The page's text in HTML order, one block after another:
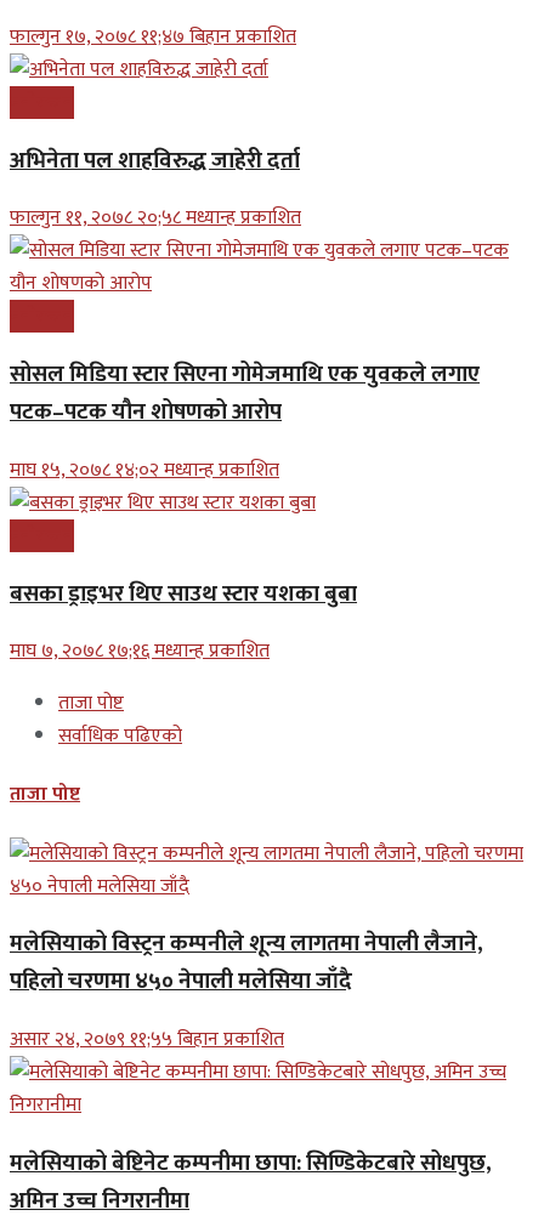
फाल्गुन १७, २०७८ ११;४७ बिहान प्रकाशित
अभिनेता पल शाहविरुद्ध जाहेरी दर्ता
फाल्गुन ११, २०७८ २०;५८ मध्यान्ह प्रकाशित
सोसल मिडिया स्टार सिएना गोमेजमाथि एक युवकले लगाए
पटक–पटक यौन शोषणको आरोप
माघ १५, २०७८ १४;०२ मध्यान्ह प्रकाशित
बसका ड्राइभर थिए साउथ स्टार यशका बुबा
माघ ७, २०७८ १७;१६ मध्यान्ह प्रकाशित
ताजा पोष्ट
सर्वाधिक पढिएको
ताजा पोष्ट
मलेसियाको विस्ट्रन कम्पनीले शून्य लागतमा नेपाली लैजाने,
पहिलो चरणमा ४५० नेपाली मलेसिया जाँदै
असार २४, २०७९ ११;५५ बिहान प्रकाशित
मलेसियाको बेष्टिनेट कम्पनीमा छापा: सिण्डिकेटबारे सोधपुछ,
अमिन उच्च निगरानीमा